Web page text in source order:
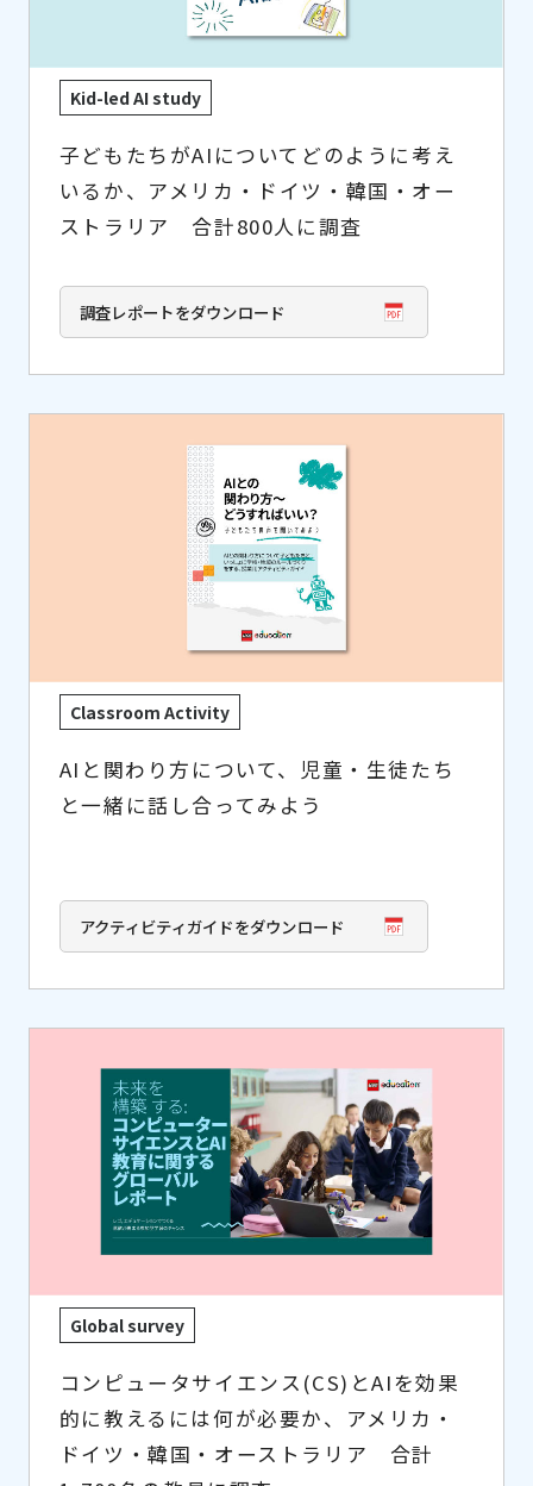
Kid-led AI study
子どもたちがAIについてどのように考え
いるか、アメリカ・ドイツ・韓国・オー
ストラリア 合計800人に調査
調査レポートをダウンロード
Classroom Activity
AIと関わり方について、児童・生徒たち
と一緒に話し合ってみよう
アクティビティガイドをダウンロード
Global survey
コンピュータサイエンス(CS)とAIを効果
的に教えるには何が必要か、アメリカ・
ドイツ・韓国・オーストラリア 合計